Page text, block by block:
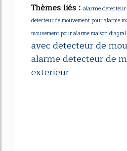
Thèmes liés : alarme
detecteur de mouvement pour alarme
mouvement pour alarme maison
avec detecteur de
alarme detecteur de
exterieur